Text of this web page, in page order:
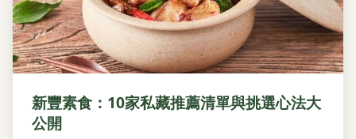
新豐素食：10家私藏推薦清單與挑選心法大
公開